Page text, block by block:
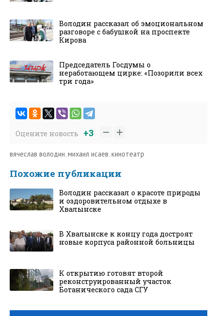
Володин рассказал об эмоциональном
разговоре с бабушкой на проспекте
Кирова
Председатель Госдумы о
неработающем цирке: «Позорили всех
три года»
Оцените новость +3
вячеслав володин михаил исаев кинотеатр
Похожие публикации
Володин рассказал о красоте природы
и оздоровительном отдыхе в
Хвалынске
В Хвалынске к концу года достроят
новые корпуса районной больницы
К открытию готовят второй
реконструированный участок
Ботанического сада СГУ